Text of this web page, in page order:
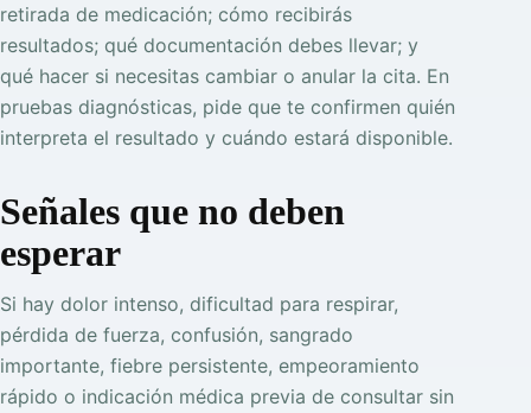
retirada de medicación; cómo recibirás
resultados; qué documentación debes llevar; y
qué hacer si necesitas cambiar o anular la cita. En
pruebas diagnósticas, pide que te confirmen quién
interpreta el resultado y cuándo estará disponible.
Señales que no deben
esperar
Si hay dolor intenso, dificultad para respirar,
pérdida de fuerza, confusión, sangrado
importante, fiebre persistente, empeoramiento
rápido o indicación médica previa de consultar sin